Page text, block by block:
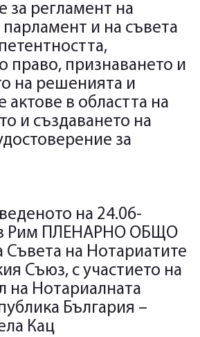
за регламент на
и на съвета
право, признаването и
на решенията и
актове в областта на
и създаването на
за
на 24.06-
в Рим ПЛЕНАРНО ОБЩО
на Нотариатите
Съюз, с участието на
на Нотариалната
България –
Кац